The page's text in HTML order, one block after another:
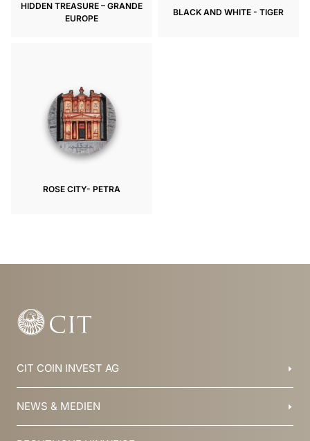
HIDDEN TREASURE – GRANDE
EUROPE
BLACK AND WHITE - TIGER
ROSE CITY- PETRA
CIT COIN INVEST AG
Balzers, Liechtenstein
NEWS & MEDIEN